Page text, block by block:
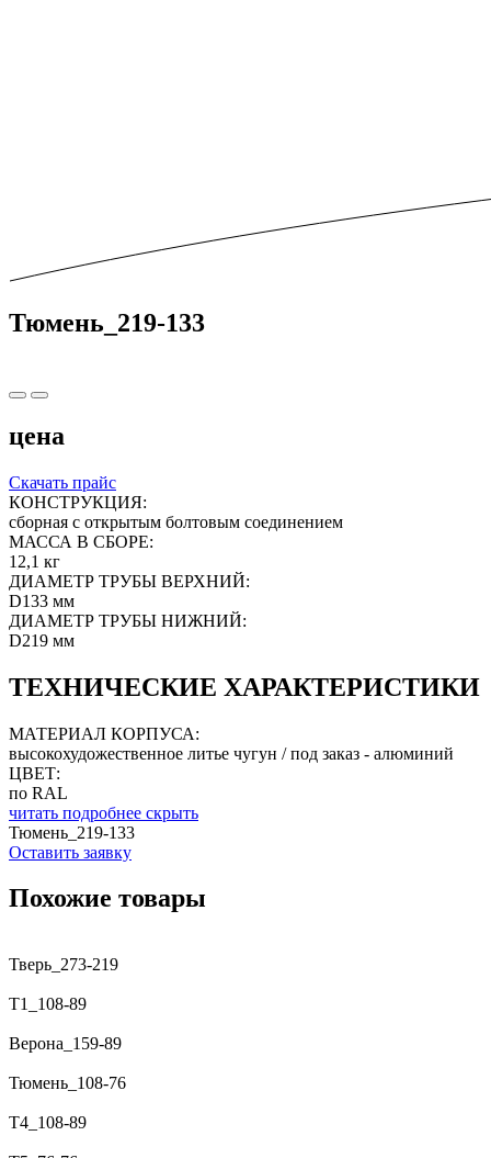
Тюмень_219-133
цена
Скачать прайс
КОНСТРУКЦИЯ:
сборная с открытым болтовым соединением
МАССА В СБОРЕ:
12,1 кг
ДИАМЕТР ТРУБЫ ВЕРХНИЙ:
D133 мм
ДИАМЕТР ТРУБЫ НИЖНИЙ:
D219 мм
ТЕХНИЧЕСКИЕ ХАРАКТЕРИСТИКИ
МАТЕРИАЛ КОРПУСА:
высокохудожественное литье чугун / под заказ - алюминий
ЦВЕТ:
по RAL
читать подробнее скрыть
Тюмень_219-133
Оставить заявку
Похожие товары
Тверь_273-219
T1_108-89
Верона_159-89
Тюмень_108-76
T4_108-89